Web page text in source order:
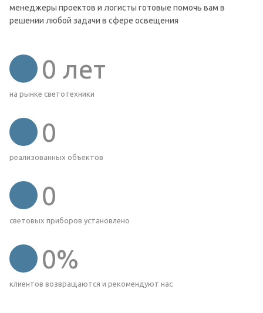
менеджеры проектов и логисты готовые помочь вам в
решении любой задачи в сфере освещения
0 лет
на рынке светотехники
0
реализованных объектов
0
световых приборов установлено
0%
клиентов возвращаются и рекомендуют нас